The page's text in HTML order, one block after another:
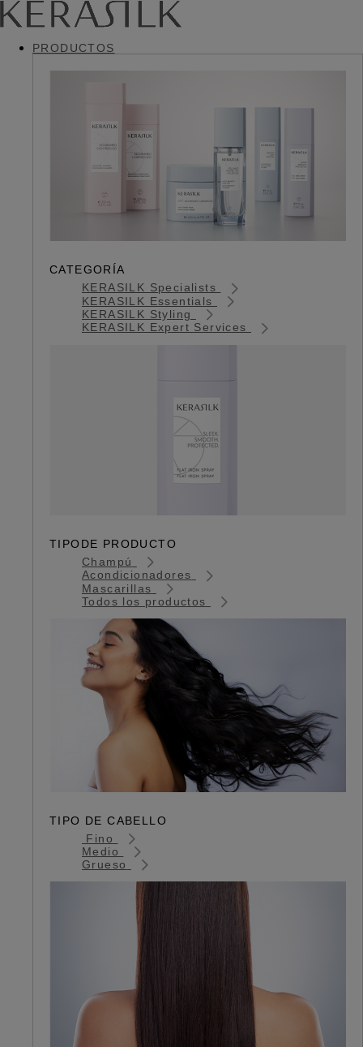
PRODUCTOS
CATEGORÍA
KERASILK Specialists
KERASILK Essentials
KERASILK Styling
KERASILK Expert Services
TIPODE PRODUCTO
Champú
Acondicionadores
Mascarillas
Todos los productos
TIPO DE CABELLO
Fino
Medio
Grueso